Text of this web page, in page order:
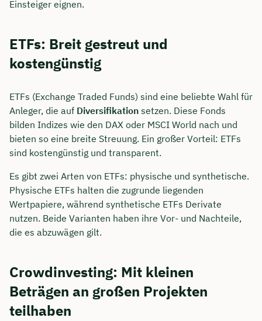
Einsteiger eignen.
ETFs: Breit gestreut und
kostengünstig
ETFs (Exchange Traded Funds) sind eine beliebte Wahl für
Anleger, die auf Diversifikation setzen. Diese Fonds
bilden Indizes wie den DAX oder MSCI World nach und
bieten so eine breite Streuung. Ein großer Vorteil: ETFs
sind kostengünstig und transparent.
Es gibt zwei Arten von ETFs: physische und synthetische.
Physische ETFs halten die zugrunde liegenden
Wertpapiere, während synthetische ETFs Derivate
nutzen. Beide Varianten haben ihre Vor- und Nachteile,
die es abzuwägen gilt.
Crowdinvesting: Mit kleinen
Beträgen an großen Projekten
teilhaben